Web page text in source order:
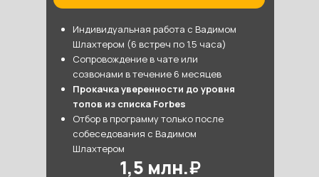
1,5 млн.₽
Индивидуальная работа с Вадимом
Шлахтером (6 встреч по 1.5 часа)
Сопровождение в чате или
созвонами в течение 6 месяцев
Прокачка уверенности до уровня
топов из списка Forbes
Отбор в программу только после
собеседования с Вадимом
Шлахтером